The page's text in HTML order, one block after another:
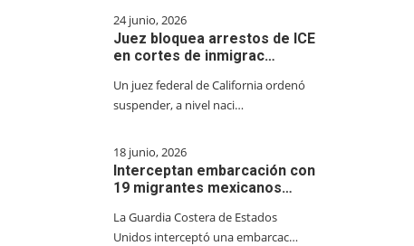
24 junio, 2026
Juez bloquea arrestos de ICE
en cortes de inmigrac…
Un juez federal de California ordenó
suspender, a nivel naci…
18 junio, 2026
Interceptan embarcación con
19 migrantes mexicanos…
La Guardia Costera de Estados
Unidos interceptó una embarcac…